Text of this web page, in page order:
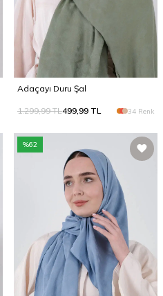
Adaçayı Duru Şal
1.299,99TL499,99 TL 34 Renk
%62